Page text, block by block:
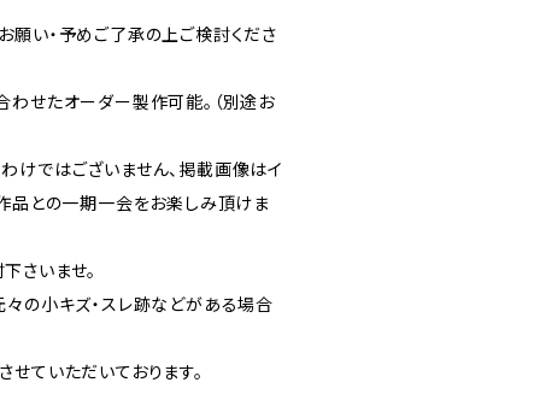
い・予めご了承の上ご検討くださ
せたオーダー製作可能。（別途お
けではございません、掲載画像はイ
品との一期一会をお楽しみ頂けま
さいませ。
の小キズ・スレ跡などがある場合
ていただいております。